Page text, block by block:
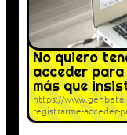
No quiero
acceder
más que
https://
registrarme-acceder-